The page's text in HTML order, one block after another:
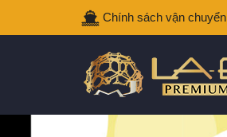
Chính sách vận chuyển